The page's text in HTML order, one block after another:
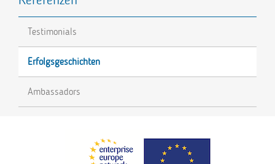
Testimonials
Erfolgsgeschichten
Ambassadors